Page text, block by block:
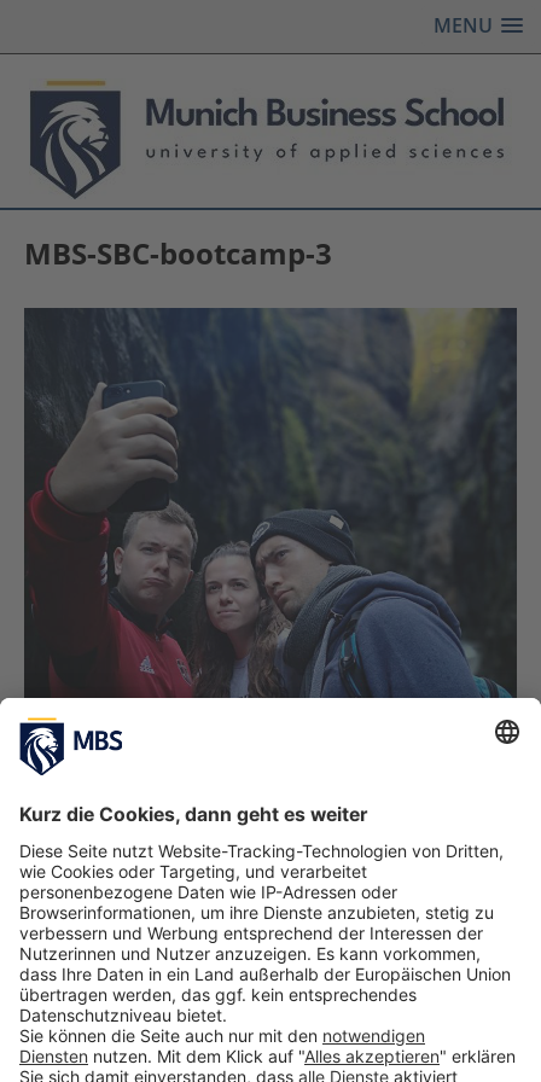
MENU
MBS-SBC-bootcamp-3
Keine "Selfie Challenge" ohne Duckface!
VORHERIGES BILD NÄCHSTES BILD